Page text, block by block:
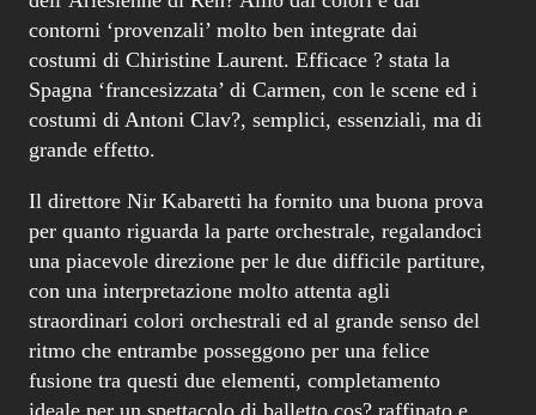
Il direttore Nir Kabaretti ha fornito una buona prova
per quanto riguarda la parte orchestrale, regalandoci
una piacevole direzione per le due difficile partiture,
con una interpretazione molto attenta agli
straordinari colori orchestrali ed al grande senso del
fusione tra questi due elementi, completamento
ideale per un spettacolo di balletto cos? raffinato e
coinvolgente.
Pur essendo in clima prenatalizio la recita ? stata
seguita da un folto pubblico che ha applaudito a
lungo e con convinzione tutti gli interpreti,
ripetutamente chiamati al proscenio. Noi siamo dello